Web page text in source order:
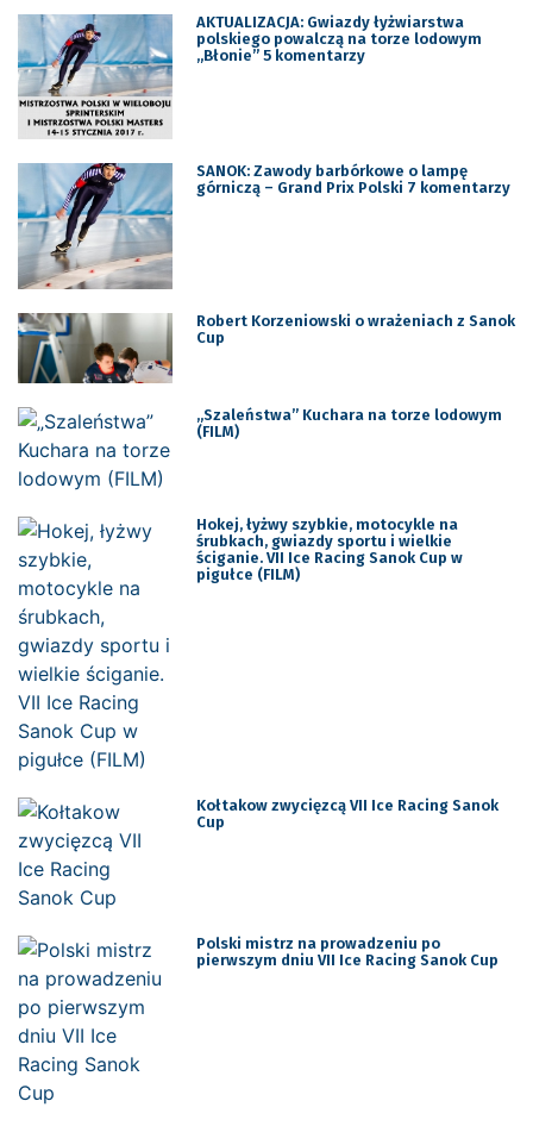
AKTUALIZACJA: Gwiazdy łyżwiarstwa
polskiego powalczą na torze lodowym
„Błonie” 5 komentarzy
SANOK: Zawody barbórkowe o lampę
górniczą – Grand Prix Polski 7 komentarzy
Robert Korzeniowski o wrażeniach z Sanok
Cup
„Szaleństwa” Kuchara na torze lodowym
(FILM)
Hokej, łyżwy szybkie, motocykle na
śrubkach, gwiazdy sportu i wielkie
ściganie. VII Ice Racing Sanok Cup w
pigułce (FILM)
Kołtakow zwycięzcą VII Ice Racing Sanok
Cup
Polski mistrz na prowadzeniu po
pierwszym dniu VII Ice Racing Sanok Cup